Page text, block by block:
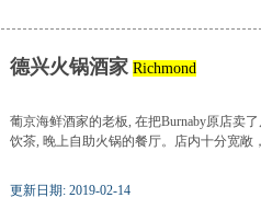
德兴火锅酒家 Richmond
葡京海鲜酒家的老板, 在把Burnaby原店卖
饮茶, 晚上自助火锅的餐厅。店内十分宽敞
更新日期: 2019-02-14